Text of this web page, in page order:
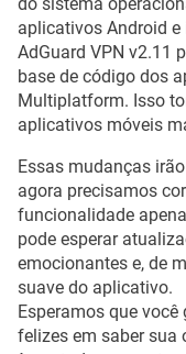
aplicativos Android
AdGuard VPN v2.11
base de código dos
Multiplatform. Isso
aplicativos móveis
Essas mudanças
agora precisamos
funcionalidade
pode esperar
emocionantes e, de
suave do aplicativo.
Esperamos que
felizes em saber sua